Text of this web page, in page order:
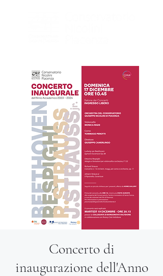
Concerto di
inaugurazione dell'Anno